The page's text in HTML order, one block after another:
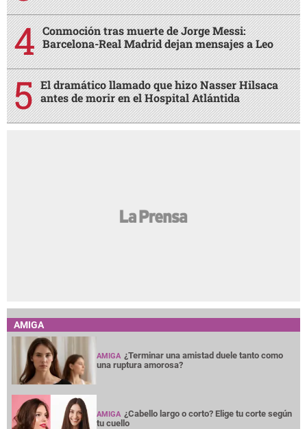
Conmoción tras muerte de Jorge Messi:
Barcelona-Real Madrid dejan mensajes a Leo
El dramático llamado que hizo Nasser Hilsaca
antes de morir en el Hospital Atlántida
AMIGA
AMIGA ¿Terminar una amistad duele tanto como
una ruptura amorosa?
AMIGA ¿Cabello largo o corto? Elige tu corte según
tu cuello